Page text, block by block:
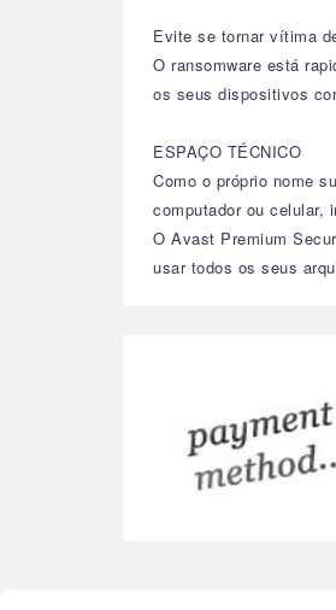
Evite se tornar vítima
O ransomware está
os seus dispositivos
ESPAÇO TÉCNICO
Como o próprio nome
computador ou
O Avast Premium
usar todos os seus